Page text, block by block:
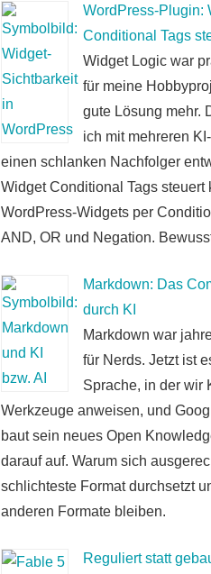
WordPress-Plugin:
Conditional Tags
Widget Logic war
für meine
gute Lösung mehr.
ich mit mehreren
einen schlanken Nachfolger
Widget Conditional Tags steuert
WordPress-Widgets per
AND, OR und Negation.
Markdown: Das
durch KI
Markdown war
für Nerds. Jetzt ist
Sprache, in der wir
Werkzeuge anweisen, und
baut sein neues Open
darauf auf. Warum sich
schlichteste Format durchsetzt
anderen Formate bleiben.
Reguliert statt